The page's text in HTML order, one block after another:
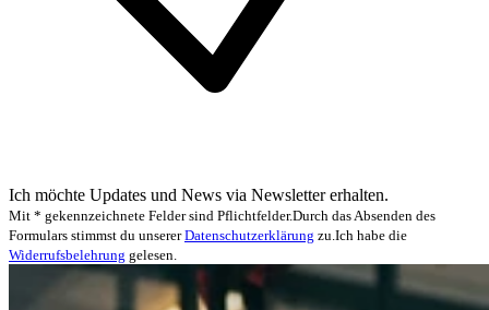
Ich möchte Updates und News via Newsletter erhalten.
Mit * gekennzeichnete Felder sind Pflichtfelder.Durch das Absenden des
Formulars stimmst du unserer Datenschutzerklärung zu. Ich habe die
Widerrufsbelehrung gelesen.